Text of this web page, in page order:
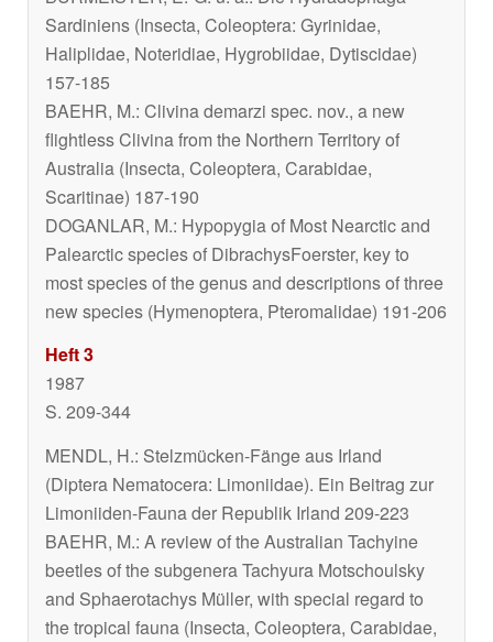
Sardiniens (Insecta, Coleoptera: Gyrinidae,
Haliplidae, Noteridiae, Hygrobiidae, Dytiscidae)
157-185
BAEHR, M.: Clivina demarzi spec. nov., a new
flightlessClivinafrom the Northern Territory of
Australia (Insecta, Coleoptera, Carabidae,
Scaritinae) 187-190
DOGANLAR, M.: Hypopygia of Most Nearctic and
Palearctic species of DibrachysFoerster, key to
most species of the genus and descriptions of three
new species (Hymenoptera, Pteromalidae) 191-206
Heft 3
1987
S. 209-344
MENDL, H.: Stelzmücken-Fänge aus Irland
(Diptera Nematocera: Limoniidae). Ein Beitrag zur
Limoniiden-Fauna der Republik Irland 209-223
BAEHR, M.: A review of the Australian Tachyine
beetles of the subgeneraTachyura Motschoulsky
and Sphaerotachys Müller, with special regard to
the tropical fauna (Insecta, Coleoptera, Carabidae,